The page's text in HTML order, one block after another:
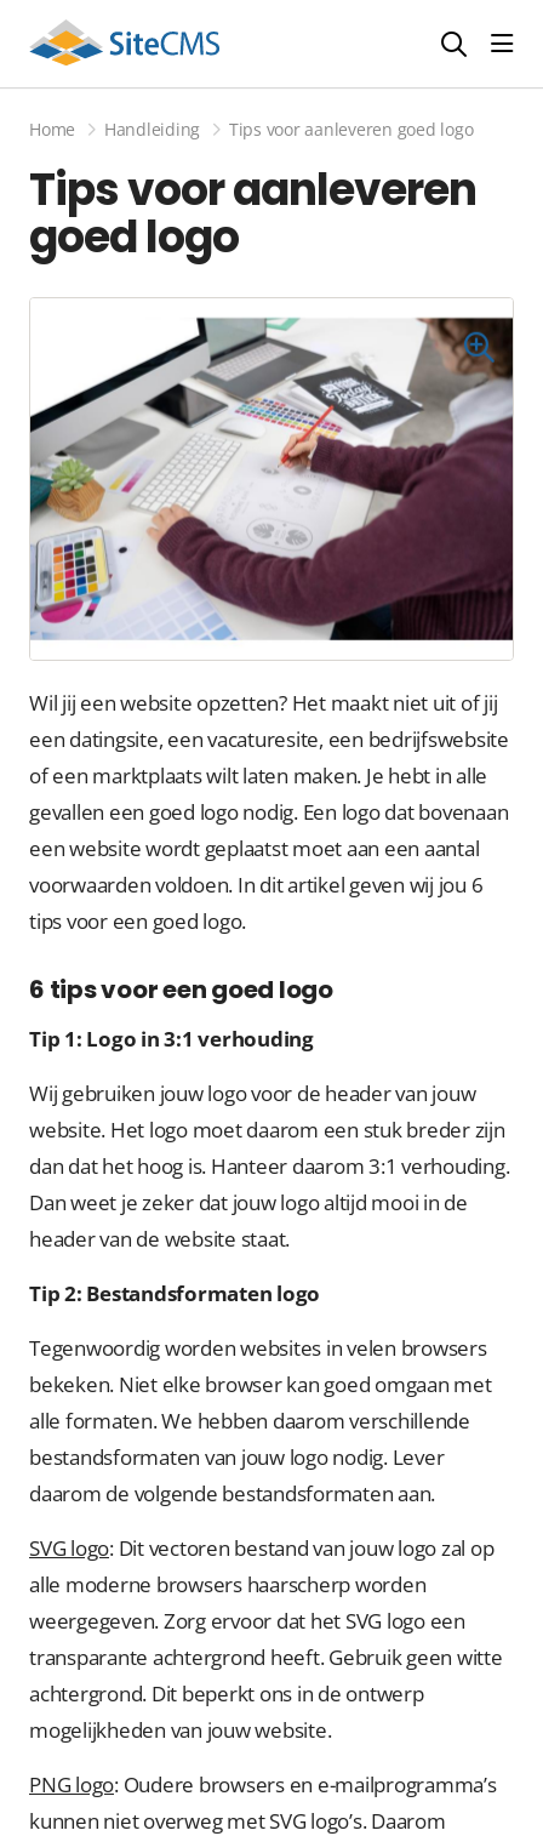
Home Handleiding Tips voor aanleveren goed logo
Tips voor aanleveren
goed logo
Wil jij een website opzetten? Het maakt niet uit of jij
een datingsite, een vacaturesite, een bedrijfswebsite
of een marktplaats wilt laten maken. Je hebt in alle
gevallen een goed logo nodig. Een logo dat bovenaan
een website wordt geplaatst moet aan een aantal
voorwaarden voldoen. In dit artikel geven wij jou 6
tips voor een goed logo.
6 tips voor een goed logo
Tip 1: Logo in 3:1 verhouding
Wij gebruiken jouw logo voor de header van jouw
website. Het logo moet daarom een stuk breder zijn
dan dat het hoog is. Hanteer daarom 3:1 verhouding.
Dan weet je zeker dat jouw logo altijd mooi in de
header van de website staat.
Tip 2: Bestandsformaten logo
Tegenwoordig worden websites in velen browsers
bekeken. Niet elke browser kan goed omgaan met
alle formaten. We hebben daarom verschillende
bestandsformaten van jouw logo nodig. Lever
daarom de volgende bestandsformaten aan.
SVG logo: Dit vectoren bestand van jouw logo zal op
alle moderne browsers haarscherp worden
weergegeven. Zorg ervoor dat het SVG logo een
transparante achtergrond heeft. Gebruik geen witte
achtergrond. Dit beperkt ons in de ontwerp
mogelijkheden van jouw website.
PNG logo: Oudere browsers en e-mailprogramma’s
kunnen niet overweg met SVG logo’s. Daarom